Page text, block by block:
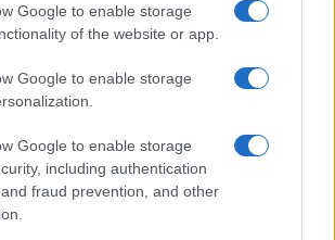
Google to enable storage
of the website or app.
Google to enable storage
Google to enable storage
including authentication
fraud prevention, and other
poti
pri
Obratovanje bazenov
Aqualatio prilagojeno
Nadzorništvo Vuzenica - Območje Sv.